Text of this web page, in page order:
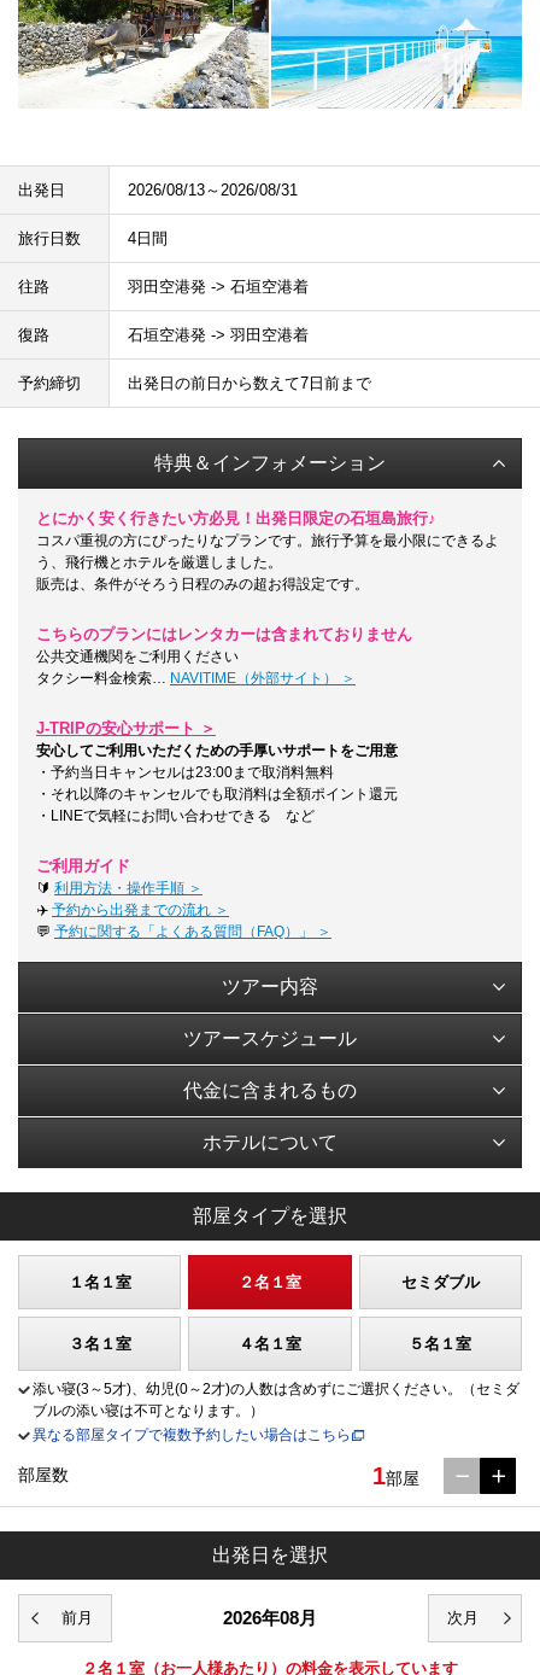
出発日 2026/08/13～2026/08/31
旅行日数 4日間
往路 羽田空港発 -> 石垣空港着
復路 石垣空港発 -> 羽田空港着
予約締切 出発日の前日から数えて7日前まで
特典＆インフォメーション
とにかく安く行きたい方必見！出発日限定の石垣島旅行♪
コスパ重視の方にぴったりなプランです。旅行予算を最小限にできるよ
う、飛行機とホテルを厳選しました。
販売は、条件がそろう日程のみの超お得設定です。
こちらのプランにはレンタカーは含まれておりません
公共交通機関をご利用ください
タクシー料金検索… NAVITIME（外部サイト） ＞
J-TRIPの安心サポート ＞
安心してご利用いただくための手厚いサポートをご用意
・予約当日キャンセルは23:00まで取消料無料
・それ以降のキャンセルでも取消料は全額ポイント還元
・LINEで気軽にお問い合わせできる など
ご利用ガイド
🔰 利用方法・操作手順 ＞
✈️ 予約から出発までの流れ ＞
💬 予約に関する「よくある質問（FAQ）」 ＞
ツアー内容
ツアースケジュール
代金に含まれるもの
ホテルについて
部屋タイプを選択
１名１室 ２名１室 セミダブル
３名１室 ４名１室 ５名１室
添い寝(3～5才)、幼児(0～2才)の人数は含めずにご選択ください。（セミダ
ブルの添い寝は不可となります。）
異なる部屋タイプで複数予約したい場合はこちら
部屋数 1部屋
出発日を選択
2026年08月
２名１室 （お一人様あたり）の料金を表示しています